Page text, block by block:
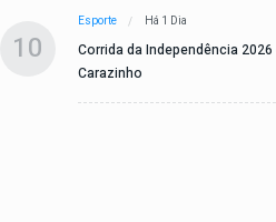
10
Esporte Há 1 Dia
Corrida da Independência
Carazinho